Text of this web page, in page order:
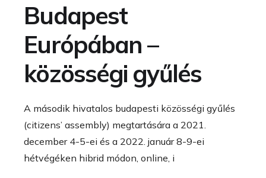
Budapest
Európában –
közösségi gyűlés
A második hivatalos budapesti közösségi gyűlés
(citizens’ assembly) megtartására a 2021.
december 4-5-ei és a 2022. január 8-9-ei
hétvégéken hibrid módon, online, i